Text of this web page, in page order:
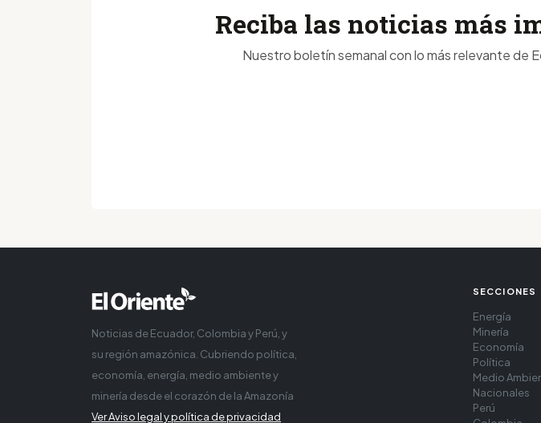
Reciba las noticias más
Nuestro boletín semanal con lo más relevante de
Noticias de Ecuador, Colombia y Perú, y
su región amazónica. Cubriendo política,
economía, energía, medio ambiente y
minería desde el corazón de la Amazonía
Ver Aviso legal y política de privacidad
SECCIONES
Energía
Minería
Economía
Política
Medio
Nacionales
Perú